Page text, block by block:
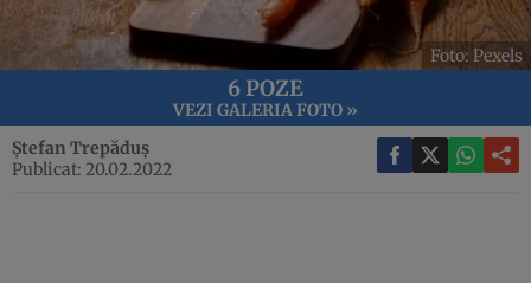
Foto: Pexels
6 POZE
VEZI GALERIA FOTO »
Ștefan Trepăduș
Publicat: 20.02.2022